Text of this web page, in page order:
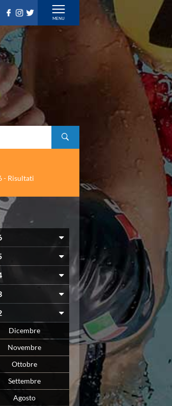
- Risultati
Dicembre
Novembre
Ottobre
Settembre
Agosto